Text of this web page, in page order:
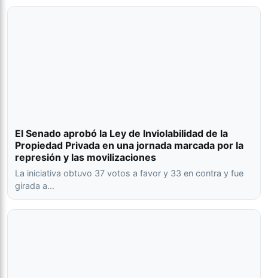
El Senado aprobó la Ley de Inviolabilidad de la
Propiedad Privada en una jornada marcada por la
represión y las movilizaciones
La iniciativa obtuvo 37 votos a favor y 33 en contra y fue
girada a…